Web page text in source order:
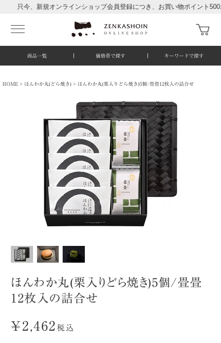
只今、新規オンラインショップ会員登録につき、お買い物ポイント500ポ
商品一覧 価格帯で探す キーワードで探す
HOME ほんわか丸(どら焼き) ほんわか丸(栗入りどら焼き)5個/畳畳12枚入の詰合せ
ほんわか丸(栗入りどら焼き)5個/畳畳
12枚入の詰合せ
¥2,462税込